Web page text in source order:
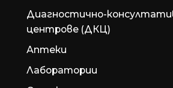
Диагностично-
центрове (ДКЦ)
Аптеки
Лаборатории